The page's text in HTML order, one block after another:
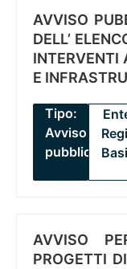
AVVISO
DELL’
INTERVENTI
E
Tipo:
Avviso
pubblico
AVVISO
PROGETTI